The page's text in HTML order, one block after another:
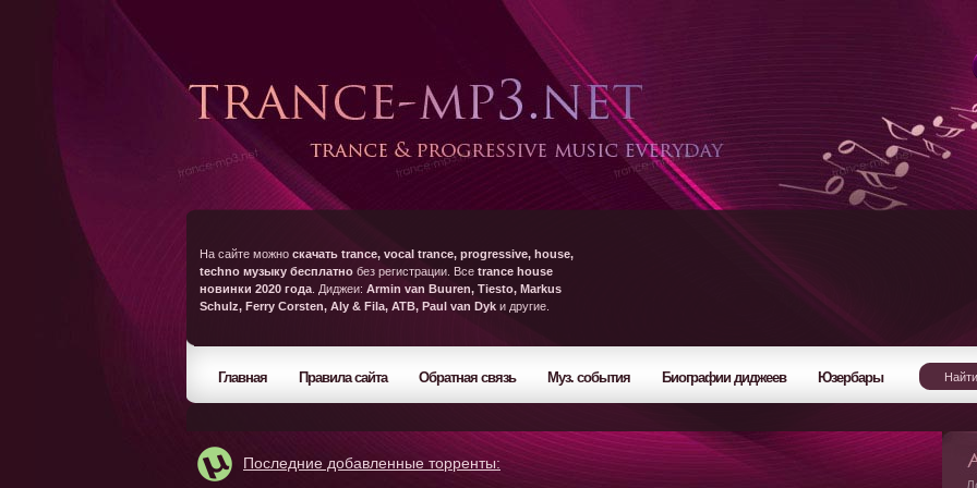
На сайте можно скачать trance, vocal trance, progressive, house,
techno музыку бесплатно без регистрации. Все trance house
новинки 2020 года . Диджеи: Armin van Buuren, Tiesto, Markus
Schulz, Ferry Corsten, Aly & Fila, ATB, Paul van Dyk и другие.
Главная Правила сайта Обратная связь Муз. события Биографии диджеев Юзербары
Последние добавленные торренты: